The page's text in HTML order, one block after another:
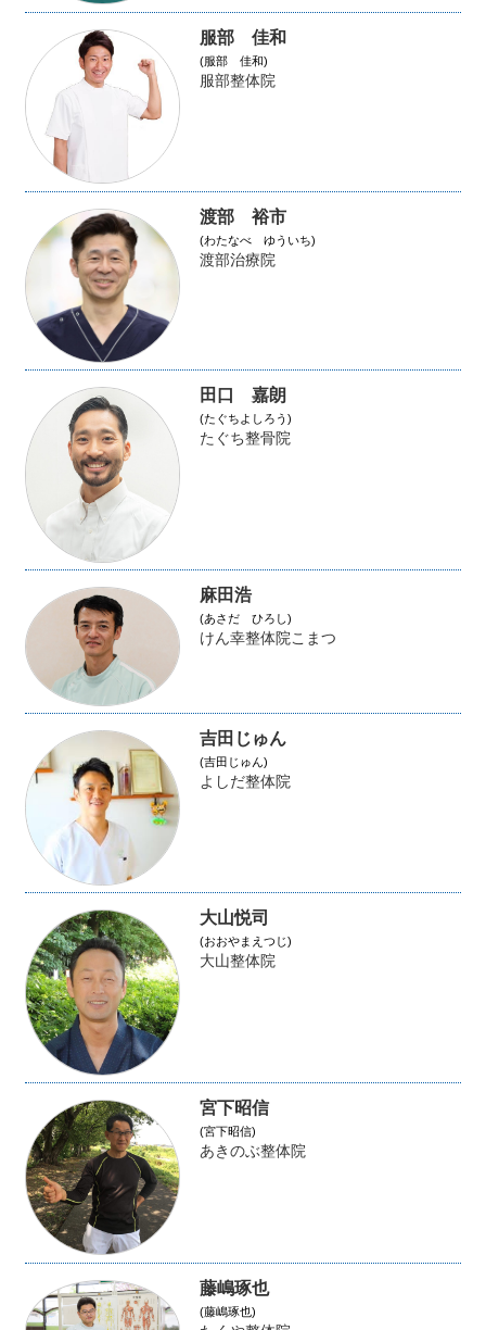
服部 佳和
(服部 佳和)
服部整体院
渡部 裕市
(わたなべ ゆういち)
渡部治療院
田口 嘉朗
(たぐちよしろう)
たぐち整骨院
麻田浩
(あさだ ひろし)
けん幸整体院こまつ
吉田じゅん
(吉田じゅん)
よしだ整体院
大山悦司
(おおやまえつじ)
大山整体院
宮下昭信
(宮下昭信)
あきのぶ整体院
藤嶋琢也
(藤嶋琢也)